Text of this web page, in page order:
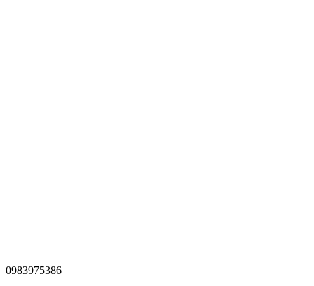
0983975386